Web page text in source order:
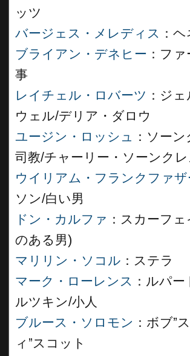
ッツ
バージェス・メレディス ：
ブライアン・デネヒー ：フ
事
レイチェル・ロバーツ ：ジ
ウェル/デリア・ダロウ
ユージン・ロッシュ ：ソー
司教/チャーリー・ソーンクレ
ウイリアム・フランクファザ
ソン/白い男
ドン・カルファ ：スカーフ
のある男)
マリリン・ソコル ：ステラ
マーク・ローレンス ：ルパ
ルツキン/小人
ブルース・ソロモン ：ボブ”
ィ”スコット